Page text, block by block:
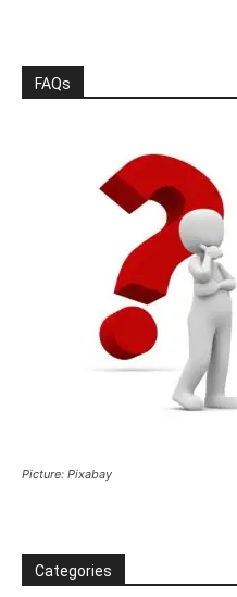
FAQs
Picture: Pixabay
Categories